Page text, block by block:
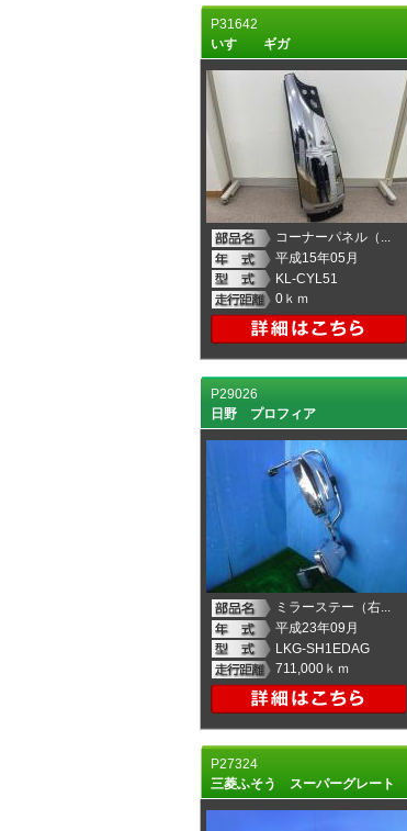
P31642
いすゞ ギガ
コーナーパネル（...
平成15年05月
KL-CYL51
0ｋｍ
P29026
日野 プロフィア
ミラーステー（右...
平成23年09月
LKG-SH1EDAG
711,000ｋｍ
P27324
三菱ふそう スーパーグレート